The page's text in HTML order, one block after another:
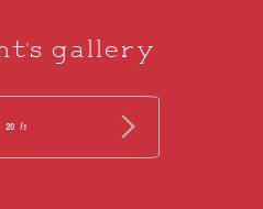
gallery
1
/ 20